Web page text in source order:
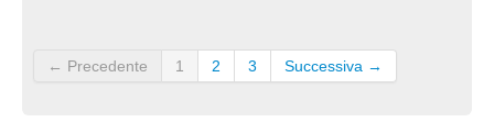
← Precedente 1 2 3 Successiva →